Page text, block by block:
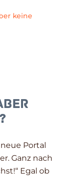
keine
Portal
Ganz nach
Egal ob